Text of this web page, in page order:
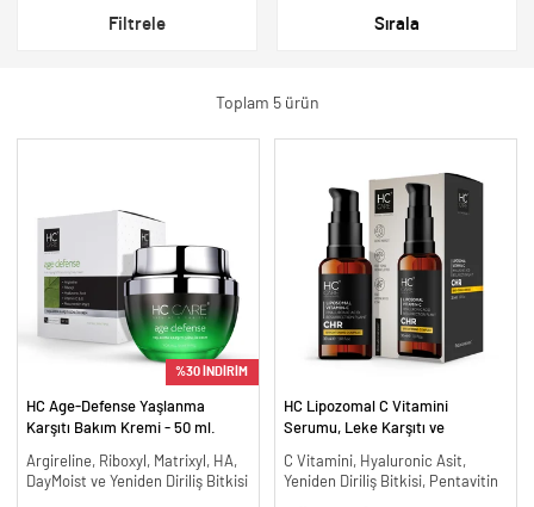
Filtrele Sırala
Toplam 5 ürün
%30 İNDİRİM
HC Age-Defense Yaşlanma
Karşıtı Bakım Kremi - 50 ml.
Argireline, Riboxyl, Matrixyl, HA,
DayMoist ve Yeniden Diriliş Bitkisi
HC Lipozomal C Vitamini
Serumu, Leke Karşıtı ve
C Vitamini, Hyaluronic Asit,
Yeniden Diriliş Bitkisi, Pentavitin